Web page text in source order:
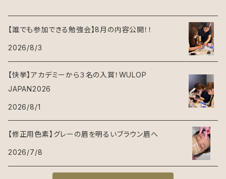
【誰でも参加できる勉強会】8月の内容公開！！
2026/8/3
【快挙】アカデミーから３名の入賞！WULOP
JAPAN2026
2026/8/1
【修正用色素】グレーの眉を明るいブラウン眉へ
2026/7/8